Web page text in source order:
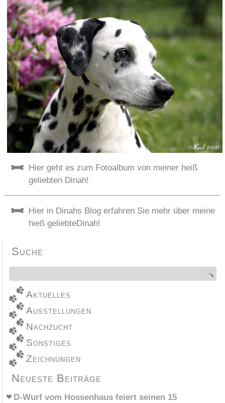
Hier geht es zum Fotoalbum von meiner heiß
geliebten Dinah!
Hier in Dinahs Blog erfahren Sie mehr über meine
hieß geliebteDinah!
Suche
Aktuelles
Ausstellungen
Nachzucht
Sonstiges
Zeichnungen
Neueste Beiträge
D-Wurf vom Hossenhaus feiert seinen 15